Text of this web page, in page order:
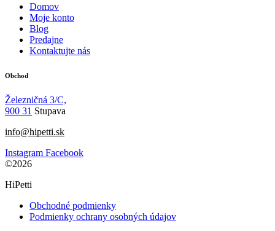
Domov
Moje konto
Blog
Predajne
Kontaktujte nás
Obchod
Železničná 3/C,
900 31 Stupava
info@hipetti.sk
Instagram Facebook
©2026
HiPetti
Obchodné podmienky
Podmienky ochrany osobných údajov